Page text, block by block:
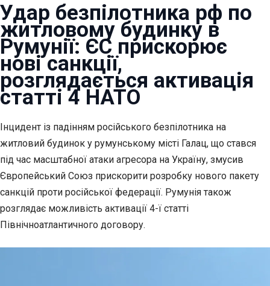
Удар безпілотника рф по
житловому будинку в
Румунії: ЄС прискорює
нові санкції,
розглядається активація
статті 4 НАТО
Інцидент із падінням російського безпілотника на
житловий будинок у румунському місті Галац, що стався
під час масштабної атаки агресора на Україну, змусив
Європейський Союз прискорити розробку нового пакету
санкцій проти російської федерації. Румунія також
розглядає можливість активації 4-ї статті
Північноатлантичного договору.